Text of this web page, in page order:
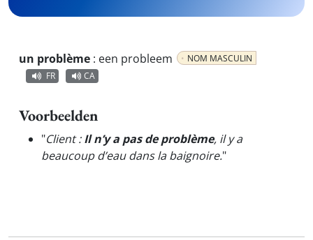
un problème : een probleem
NOM MASCULIN
FR
CA
Voorbeelden
"Client :Il n’y a pas de problème, il y a
beaucoup d’eau dans la baignoire."